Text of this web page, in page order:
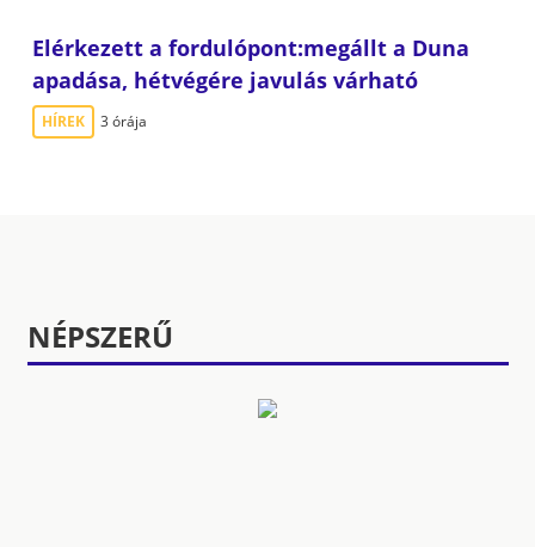
Elérkezett a fordulópont:megállt a Duna
apadása, hétvégére javulás várható
HÍREK 3 órája
NÉPSZERŰ